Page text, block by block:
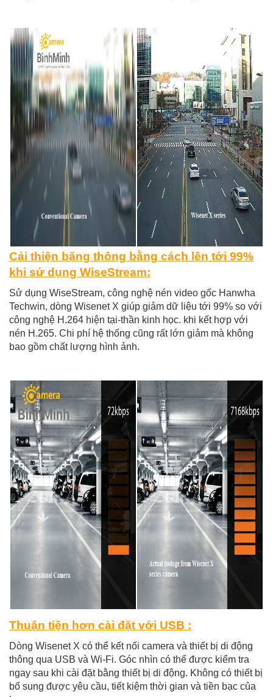
Cải thiện băng thông bằng cách lên tới 99%
khi sử dụng WiseStream:
Sử dụng WiseStream, công nghệ nén video gốc Hanwha
Techwin, dòng Wisenet X giúp giảm dữ liệu tới 99% so với
công nghệ H.264 hiện tại-thần kinh học. khi kết hợp với
nén H.265. Chi phí hệ thống cũng rất lớn giảm mà không
bao gồm chất lượng hình ảnh.
Thuận tiện hơn cài đặt với USB :
Dòng Wisenet X có thể kết nối camera và thiết bị di động
thông qua USB và Wi-Fi. Góc nhìn có thể được kiểm tra
ngay sau khi cài đặt bằng thiết bị di động. Không có thiết bị
bổ sung được yêu cầu, tiết kiệm thời gian và tiền bạc của